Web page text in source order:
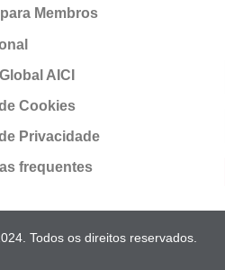
Membros
AICI
Cookies
Privacidade
frequentes
Todos os direitos reservados.